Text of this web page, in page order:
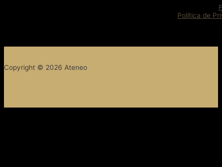
Política de
Copyright © 2026 Ateneo